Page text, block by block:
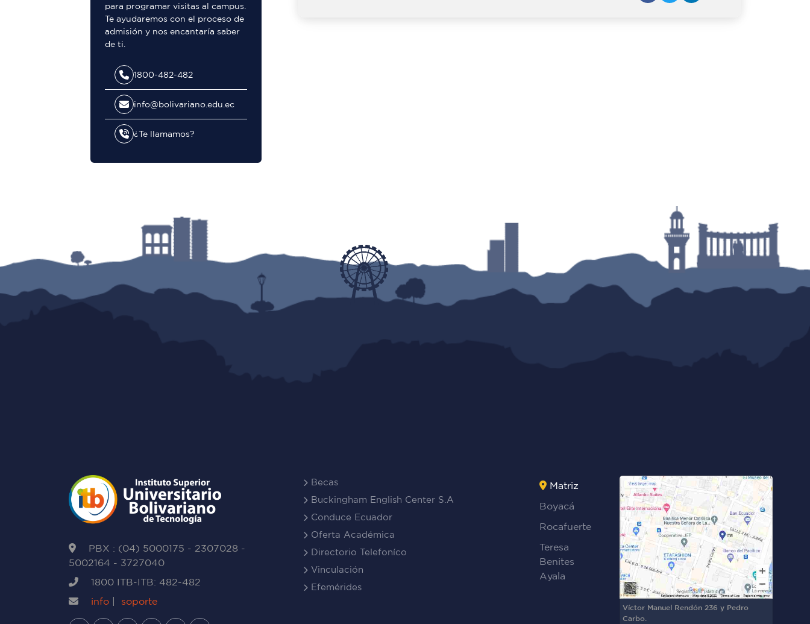
para programar visitas al campus.
Te ayudaremos con el proceso de
admisión y nos encantaría saber
de ti.
1800-482-482
info@bolivariano.edu.ec
¿Te llamamos?
PBX : (04) 5000175 - 2307028 -
5002164 - 3727040
1800 ITB-ITB: 482-482
info
soporte
Becas
Buckingham English Center S.A
Conduce Ecuador
Oferta Académica
Directorio Telefoníco
Vinculación
Efemérides
Matriz
Boyacá
Rocafuerte
Teresa
Benites
Ayala
Víctor Manuel Rendón 236 y Pedro
Carbo.